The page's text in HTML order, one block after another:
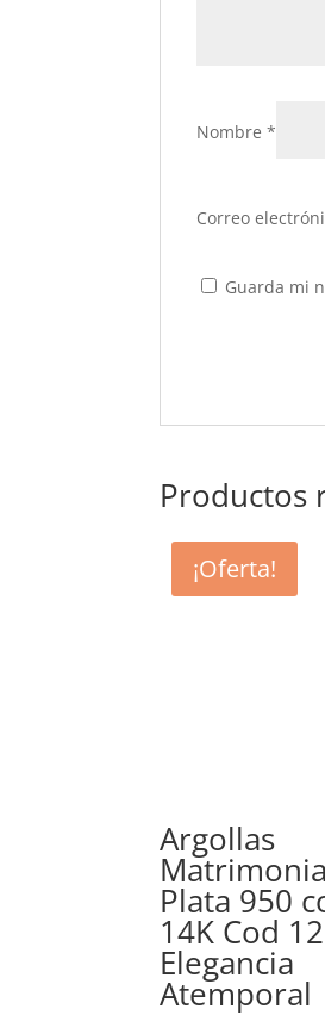
Nombre*
Correo
Guarda mi
Productos
¡Oferta!
Argollas
Plata 950
14K Cod
Elegancia
Atemporal